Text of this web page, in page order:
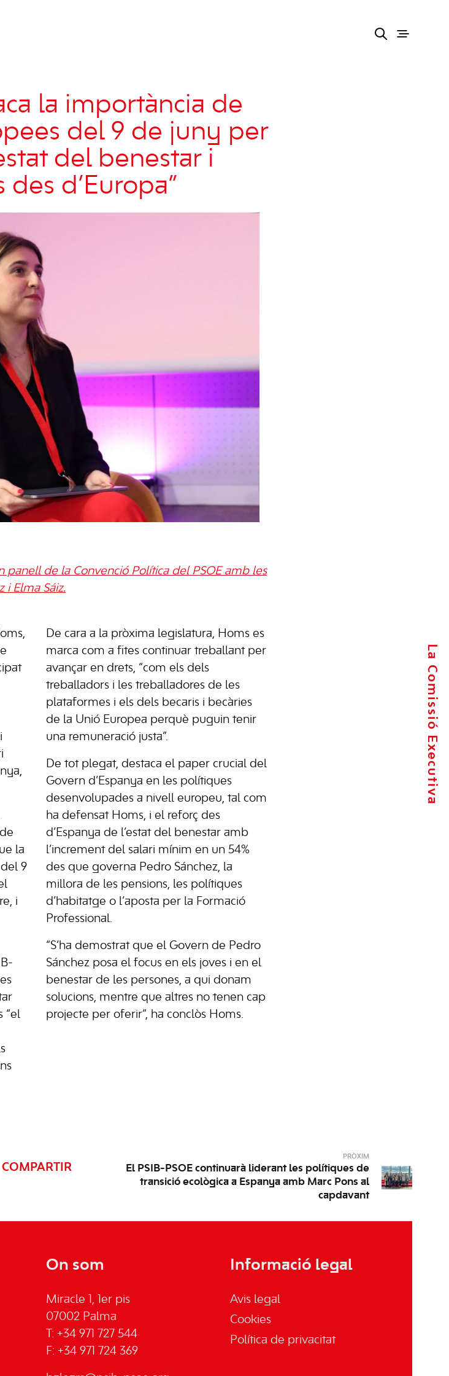
La Comissió Executiva
la importància de
del 9 de juny per
del benestar i
d’Europa”
panell de la Convenció Política del PSOE amb les
i Elma Sáiz.
la
9
i
“el
De cara a la pròxima legislatura, Homs es
marca com a fites continuar treballant per
avançar en drets, “com els dels
treballadors i les treballadores de les
plataformes i els dels becaris i becàries
de la Unió Europea perquè puguin tenir
una remuneració justa”.
De tot plegat, destaca el paper crucial del
Govern d’Espanya en les polítiques
desenvolupades a nivell europeu, tal com
ha defensat Homs, i el reforç des
d’Espanya de l’estat del benestar amb
l’increment del salari mínim en un 54%
des que governa Pedro Sánchez, la
millora de les pensions, les polítiques
d’habitatge o l’aposta per la Formació
Professional.
“S’ha demostrat que el Govern de Pedro
Sánchez posa el focus en els joves i en el
benestar de les persones, a qui donam
solucions, mentre que altres no tenen cap
projecte per oferir”, ha conclòs Homs.
COMPARTIR
PRÒXIM
El PSIB-PSOE continuarà liderant les polítiques de
transició ecològica a Espanya amb Marc Pons al
capdavant
On som
Miracle 1, 1er pis
07002 Palma
T: +34 971 727 544
F: +34 971 724 369
Informació legal
Avis legal
Cookies
Política de privacitat